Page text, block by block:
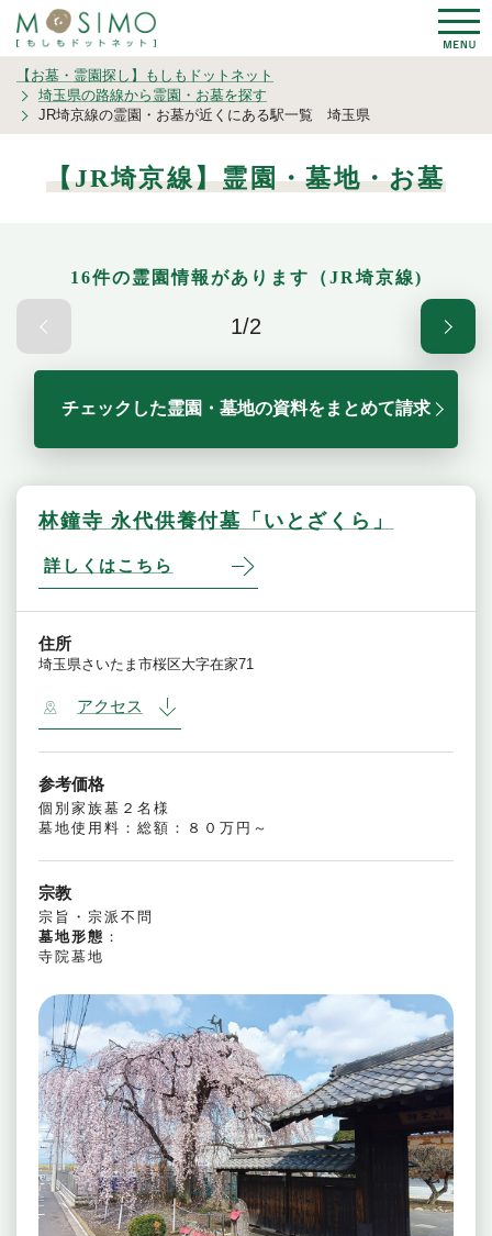
【お墓・霊園探し】もしもドットネット
埼玉県の路線から霊園・お墓を探す
JR埼京線の霊園・お墓が近くにある駅一覧 埼玉県
【JR埼京線】霊園・墓地・お墓
16件の霊園情報があります（JR埼京線)
1/2
チェックした霊園・墓地の資料をまとめて請求
林鐘寺 永代供養付墓「いとざくら」
詳しくはこちら
住所
埼玉県さいたま市桜区大字在家71
アクセス
参考価格
個別家族墓２名様
墓地使用料：総額：８０万円～
宗教
宗旨・宗派不問
墓地形態 ：
寺院墓地